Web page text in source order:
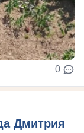
0
Дмитрия